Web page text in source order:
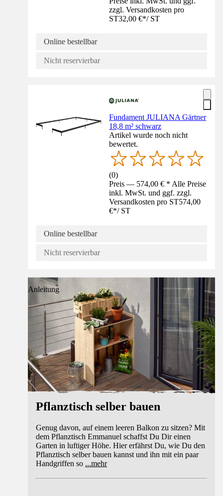
zzgl. Versandkosten pro
ST32,00 €*/ ST
Online bestellbar
Nicht reservierbar
Fundament JULIANA Gärtner
18,8 m² schwarz
Artikel wurde noch nicht
bewertet.
(0)
Preis — 574,00 € * Alle Preise
inkl. MwSt. und ggf. zzgl.
Versandkosten pro ST574,00
€*/ ST
Online bestellbar
Nicht reservierbar
Anleitung
Pflanztisch selber bauen
Genug davon, auf einem leeren Balkon zu sitzen? Mit
dem Pflanztisch Emmanuel schaffst Du Dir einen
Garten in luftiger Höhe. Hier erfährst Du, wie Du den
Pflanztisch selber bauen kannst und ihn mit ein paar
Handgriffen so ...mehr